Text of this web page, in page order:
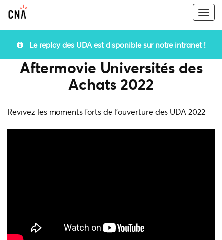
Le replay des UDA est disponible sur notre intranet !
Aftermovie Universités des
Achats 2022
Revivez les moments forts de l'ouverture des UDA 2022